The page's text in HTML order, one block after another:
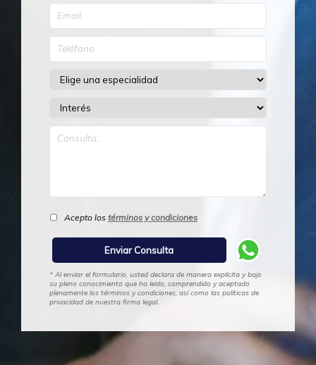
Acepto los términos y condiciones
* Al enviar el formulario, usted declara de manera explícita y bajo
su pleno conocimiento que ha leído, comprendido y aceptado
plenamente los términos y condiciones, así como las políticas de
privacidad de nuestra firma legal.